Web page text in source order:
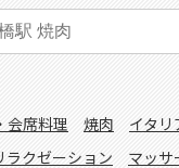
会席料理 焼肉 イタリ
ラクゼーション マッサ